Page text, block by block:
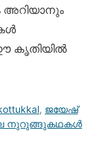
അറിയാനും
ഈ കൃതിയിൽ
, ജയേഷ്
നുറുങ്ങുകഥകൾ